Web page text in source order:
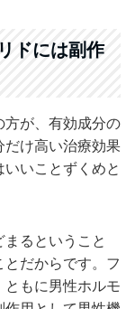
ドには副作
方が、有効成分の
け高い治療効果
いことずくめと
るということ
だからです。フ
ともに男性ホルモ